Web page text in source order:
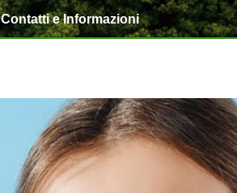
Contatti e Informazioni